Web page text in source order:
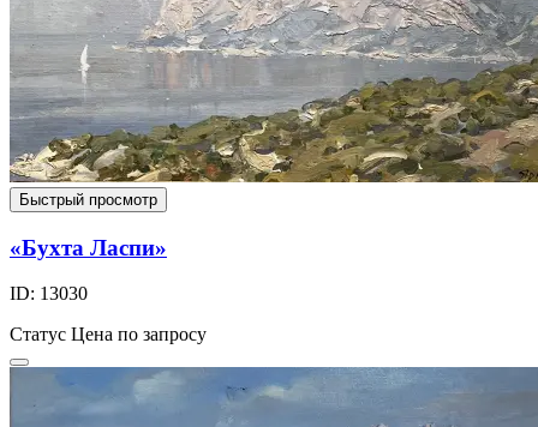
Быстрый просмотр
«Бухта Ласпи»
ID: 13030
Статус Цена по запросу